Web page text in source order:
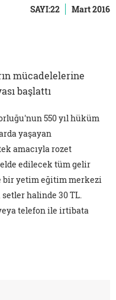
SAYI:22 Mart 2016
mücadelelerine
başlattı
550 yıl hüküm
yaşayan
amacıyla rozet
edilecek tüm gelir
bir yetim eğitim merkezi
halinde 30 TL.
telefon ile irtibata